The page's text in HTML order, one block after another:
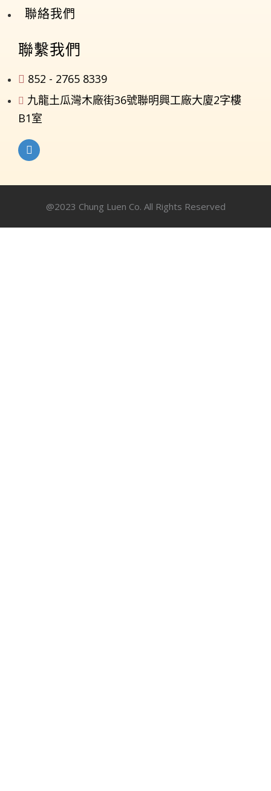
聯絡我們
聯繫我們
852 - 2765 8339
九龍土瓜灣木廠街36號聯明興工廠大廈2字樓
B1室
@2023 Chung Luen Co. All Rights Reserved